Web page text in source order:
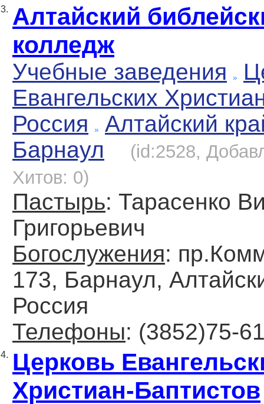
3. Алтайский
колледж
Учебные заведения
Евангельских
Россия
Алтайский
Барнаул
(id:2528,
Хитов: 0)
Пастырь: Тарасенко
Григорьевич
Богослужения:
173, Барнаул,
Россия
Телефоны: (3852)75-
4. Церковь
Христиан-Баптистов